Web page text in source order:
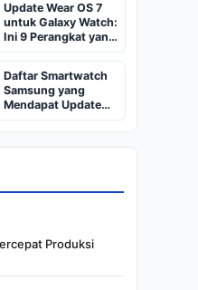
Update Wear OS 7
untuk Galaxy Watch:
Ini 9 Perangkat yang
Didukung
Daftar Smartwatch
Samsung yang
Mendapat Update
One UI 9 Watch
Produksi